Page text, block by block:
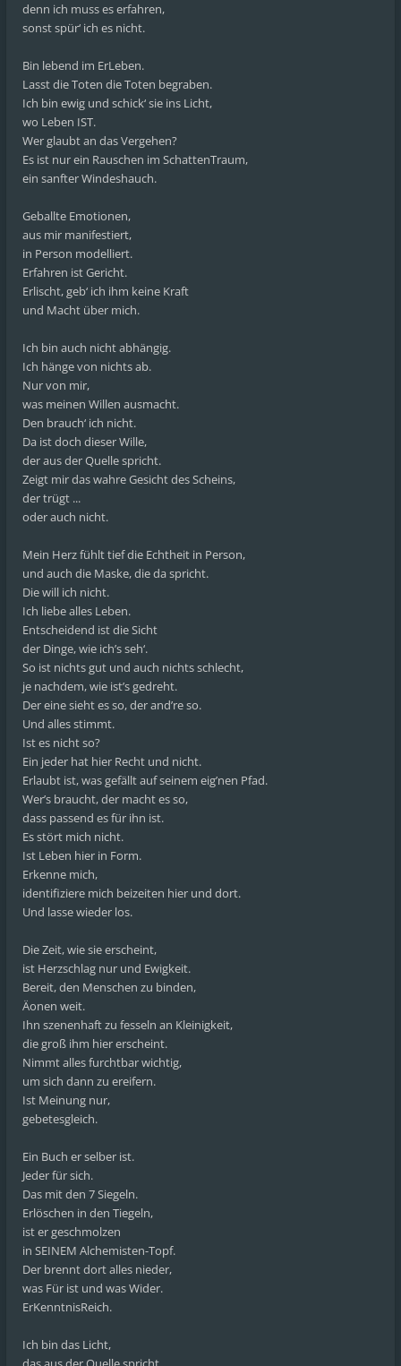
denn ich muss es erfahren,
sonst spür‘ ich es nicht.
Bin lebend im ErLeben.
Lasst die Toten die Toten begraben.
Ich bin ewig und schick‘ sie ins Licht,
wo Leben IST.
Wer glaubt an das Vergehen?
Es ist nur ein Rauschen im SchattenTraum,
ein sanfter Windeshauch.
Geballte Emotionen,
aus mir manifestiert,
in Person modelliert.
Erfahren ist Gericht.
Erlischt, geb‘ ich ihm keine Kraft
und Macht über mich.
Ich bin auch nicht abhängig.
Ich hänge von nichts ab.
Nur von mir,
was meinen Willen ausmacht.
Den brauch‘ ich nicht.
Da ist doch dieser Wille,
der aus der Quelle spricht.
Zeigt mir das wahre Gesicht des Scheins,
der trügt ...
oder auch nicht.
Mein Herz fühlt tief die Echtheit in Person,
und auch die Maske, die da spricht.
Die will ich nicht.
Ich liebe alles Leben.
Entscheidend ist die Sicht
der Dinge, wie ich’s seh‘.
So ist nichts gut und auch nichts schlecht,
je nachdem, wie ist’s gedreht.
Der eine sieht es so, der and’re so.
Und alles stimmt.
Ist es nicht so?
Ein jeder hat hier Recht und nicht.
Erlaubt ist, was gefällt auf seinem eig’nen Pfad.
Wer’s braucht, der macht es so,
dass passend es für ihn ist.
Es stört mich nicht.
Ist Leben hier in Form.
Erkenne mich,
identifiziere mich beizeiten hier und dort.
Und lasse wieder los.
Die Zeit, wie sie erscheint,
ist Herzschlag nur und Ewigkeit.
Bereit, den Menschen zu binden,
Äonen weit.
Ihn szenenhaft zu fesseln an Kleinigkeit,
die groß ihm hier erscheint.
Nimmt alles furchtbar wichtig,
um sich dann zu ereifern.
Ist Meinung nur,
gebetesgleich.
Ein Buch er selber ist.
Jeder für sich.
Das mit den 7 Siegeln.
Erlöschen in den Tiegeln,
ist er geschmolzen
in SEINEM Alchemisten-Topf.
Der brennt dort alles nieder,
was Für ist und was Wider.
ErKenntnisReich.
Ich bin das Licht,